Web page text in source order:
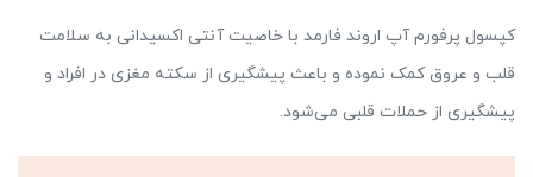
کپسول پرفورم آپ اروند فارمد با خاصیت آنتی اکسیدانی به سلامت
قلب و عروق کمک نموده و باعث پیشگیری از سکته مغزی در افراد و
پیشگیری از حملات قلبی می‌شود.